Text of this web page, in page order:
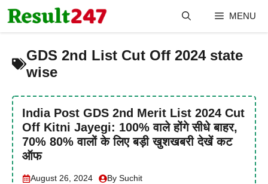
Skip
to
MENU
GDS 2nd List Cut Off 2024 state
wise
India Post GDS 2nd Merit List 2024 Cut
Off Kitni Jayegi: 100% वाले होंगे सीधे बाहर,
70% 80% वालों के लिए बड़ी खुशखबरी देखें कट
ऑफ
August 26, 2024 By Suchit